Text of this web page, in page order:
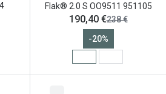
Flak® 2.0 S OO9511 951105
ahora:
190,40 €antes:
238 €
-20%